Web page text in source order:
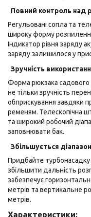
Повний контроль над
Регульовані сопла та
широку форму
Індикатор рівня заряду
заряду залишилося у
Зручність
Форма рюкзака садового
не тільки зручність
обприскування завдяки
ременям. Телескопічна
та широкий робочий
заповнювати бак.
Збільшується
Придбайте турбонасадку
збільшити дальність
забезпечує
метрів та вертикальне
метрів.
Характеристики: